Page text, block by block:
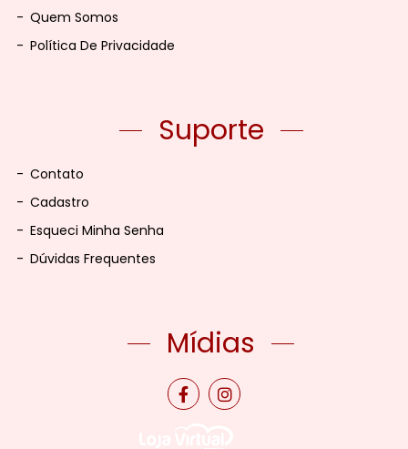
- Quem Somos
- Política De Privacidade
Suporte
- Contato
- Cadastro
- Esqueci Minha Senha
- Dúvidas Frequentes
Mídias